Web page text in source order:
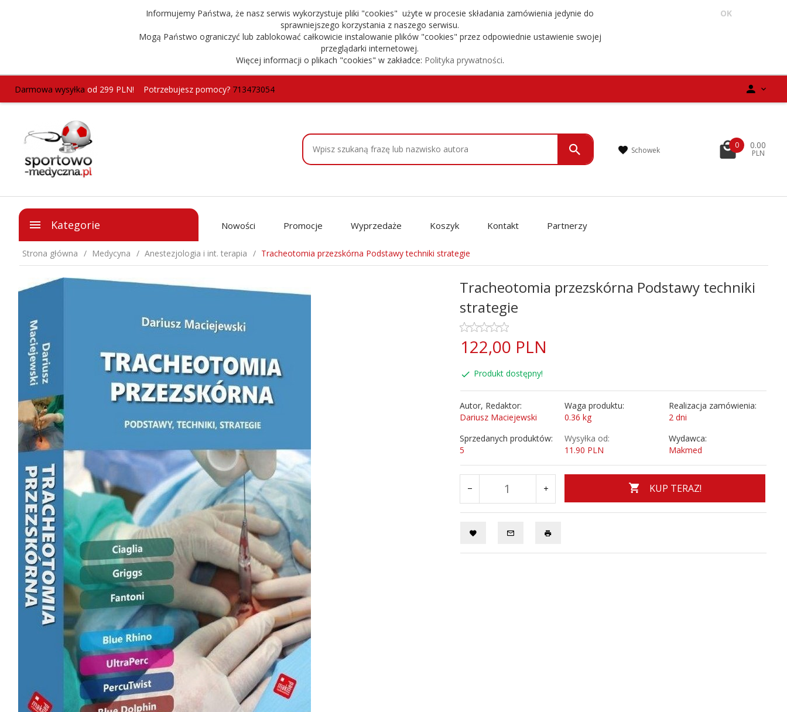
Informujemy Państwa, że nasz serwis wykorzystuje pliki "cookies" użyte w procesie składania zamówienia jedynie do
sprawniejszego korzystania z naszego serwisu.
Mogą Państwo ograniczyć lub zablokować całkowicie instalowanie plików "cookies" przez odpowiednie ustawienie swojej
przeglądarki internetowej.
Więcej informacji o plikach "cookies" w zakładce: Polityka prywatności.
OK
Darmowa wysyłka od 299 PLN! Potrzebujesz pomocy?713473054
Schowek
0 0.00
PLN
Kategorie Nowości Promocje Wyprzedaże Koszyk Kontakt Partnerzy
Strona główna Medycyna Anestezjologia i int. terapia Tracheotomia przezskórna Podstawy techniki strategie
Tracheotomia przezskórna Podstawy techniki
strategie
122,00 PLN
Produkt dostępny!
Autor, Redaktor:
Dariusz Maciejewski
Waga produktu:
0.36 kg
Realizacja zamówienia:
2 dni
Sprzedanych produktów:
5
Wysyłka od:
11.90 PLN
Wydawca:
Makmed
KUP TERAZ!